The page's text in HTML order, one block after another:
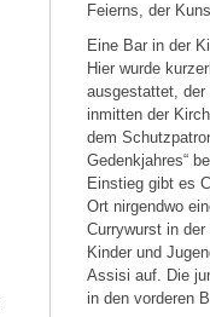
Feierns, der
Eine Bar in der
Hier wurde
ausgestattet, der
inmitten der
dem
Gedenkjahres“
Einstieg gibt es
Ort nirgendwo
Currywurst in
Kinder und
Assisi auf. Die
in den vorderen